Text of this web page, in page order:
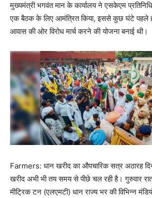
मुख्यमंत्री भगवंत मान के कार्यालय ने एसकेएम
एक बैठक के लिए आमंत्रित किया, इससे कुछ घंटे पहले
आवास की ओर विरोध मार्च करने की योजना बनाई थी।
Farmers: धान खरीद का औपचारिक सत्र अठारह
खरीद अभी भी तय समय से पीछे चल रही है। गुरुवार
मीट्रिक टन (एलएमटी) धान राज्य भर की विभिन्न